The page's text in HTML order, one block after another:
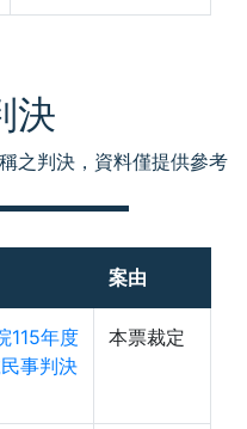
決
之判決，資料僅提供參考
案由
115年度
事判決
本票裁定